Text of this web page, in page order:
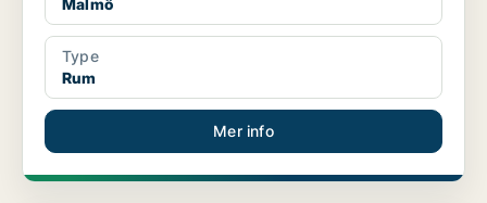
Malmö
Type
Rum
Mer info